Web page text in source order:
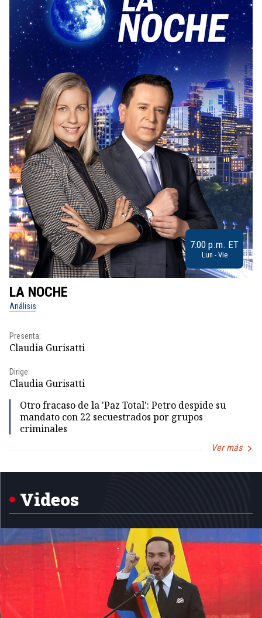
7:00 p.m. ET
Lun - Vie
LA NOCHE
Análisis
Presenta:
Claudia Gurisatti
Dirige:
Claudia Gurisatti
Otro fracaso de la 'Paz Total': Petro despide su
mandato con 22 secuestrados por grupos
criminales
Ver más
Videos